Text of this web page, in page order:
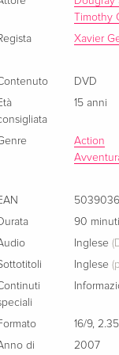
Edizione standard
Tedesco
Francese
Extended Edition
Francese
Timothy
Xavier
DVD
15 anni
Action
90 minuti
Inglese
Inglese
16/9,
di
2007